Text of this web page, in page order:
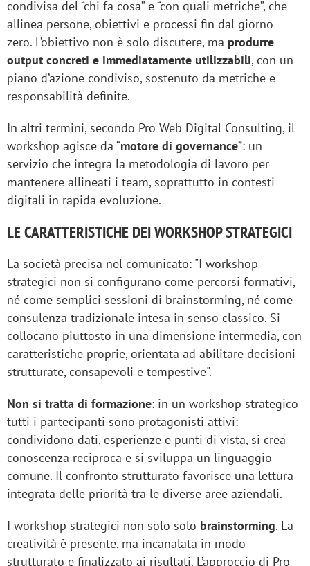
condivisa del “chi fa cosa” e “con quali metriche”, che
allinea persone, obiettivi e processi fin dal giorno
zero. L’obiettivo non è solo discutere, ma produrre
output concreti e immediatamente utilizzabili, con un
piano d’azione condiviso, sostenuto da metriche e
responsabilità definite.
In altri termini, secondo Pro Web Digital Consulting, il
workshop agisce da “motore di governance”: un
servizio che integra la metodologia di lavoro per
mantenere allineati i team, soprattutto in contesti
digitali in rapida evoluzione.
LE CARATTERISTICHE DEI WORKSHOP STRATEGICI
La società precisa nel comunicato: "I workshop
strategici non si configurano come percorsi formativi,
né come semplici sessioni di brainstorming, né come
consulenza tradizionale intesa in senso classico. Si
collocano piuttosto in una dimensione intermedia, con
caratteristiche proprie, orientata ad abilitare decisioni
strutturate, consapevoli e tempestive".
Non si tratta di formazione: in un workshop strategico
tutti i partecipanti sono protagonisti attivi:
condividono dati, esperienze e punti di vista, si crea
conoscenza reciproca e si sviluppa un linguaggio
comune. Il confronto strutturato favorisce una lettura
integrata delle priorità tra le diverse aree aziendali.
I workshop strategici non solo solo brainstorming. La
creatività è presente, ma incanalata in modo
strutturato e finalizzato ai risultati. L’approccio di Pro